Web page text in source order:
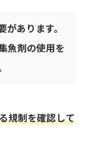
あります。
魚剤の使用を
規制を確認して